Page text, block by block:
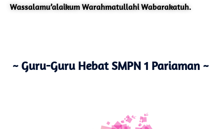
Wassalamu’alaikum Warahmatullahi Wabarakatuh.
~ Guru-Guru Hebat SMPN 1 Pariaman ~